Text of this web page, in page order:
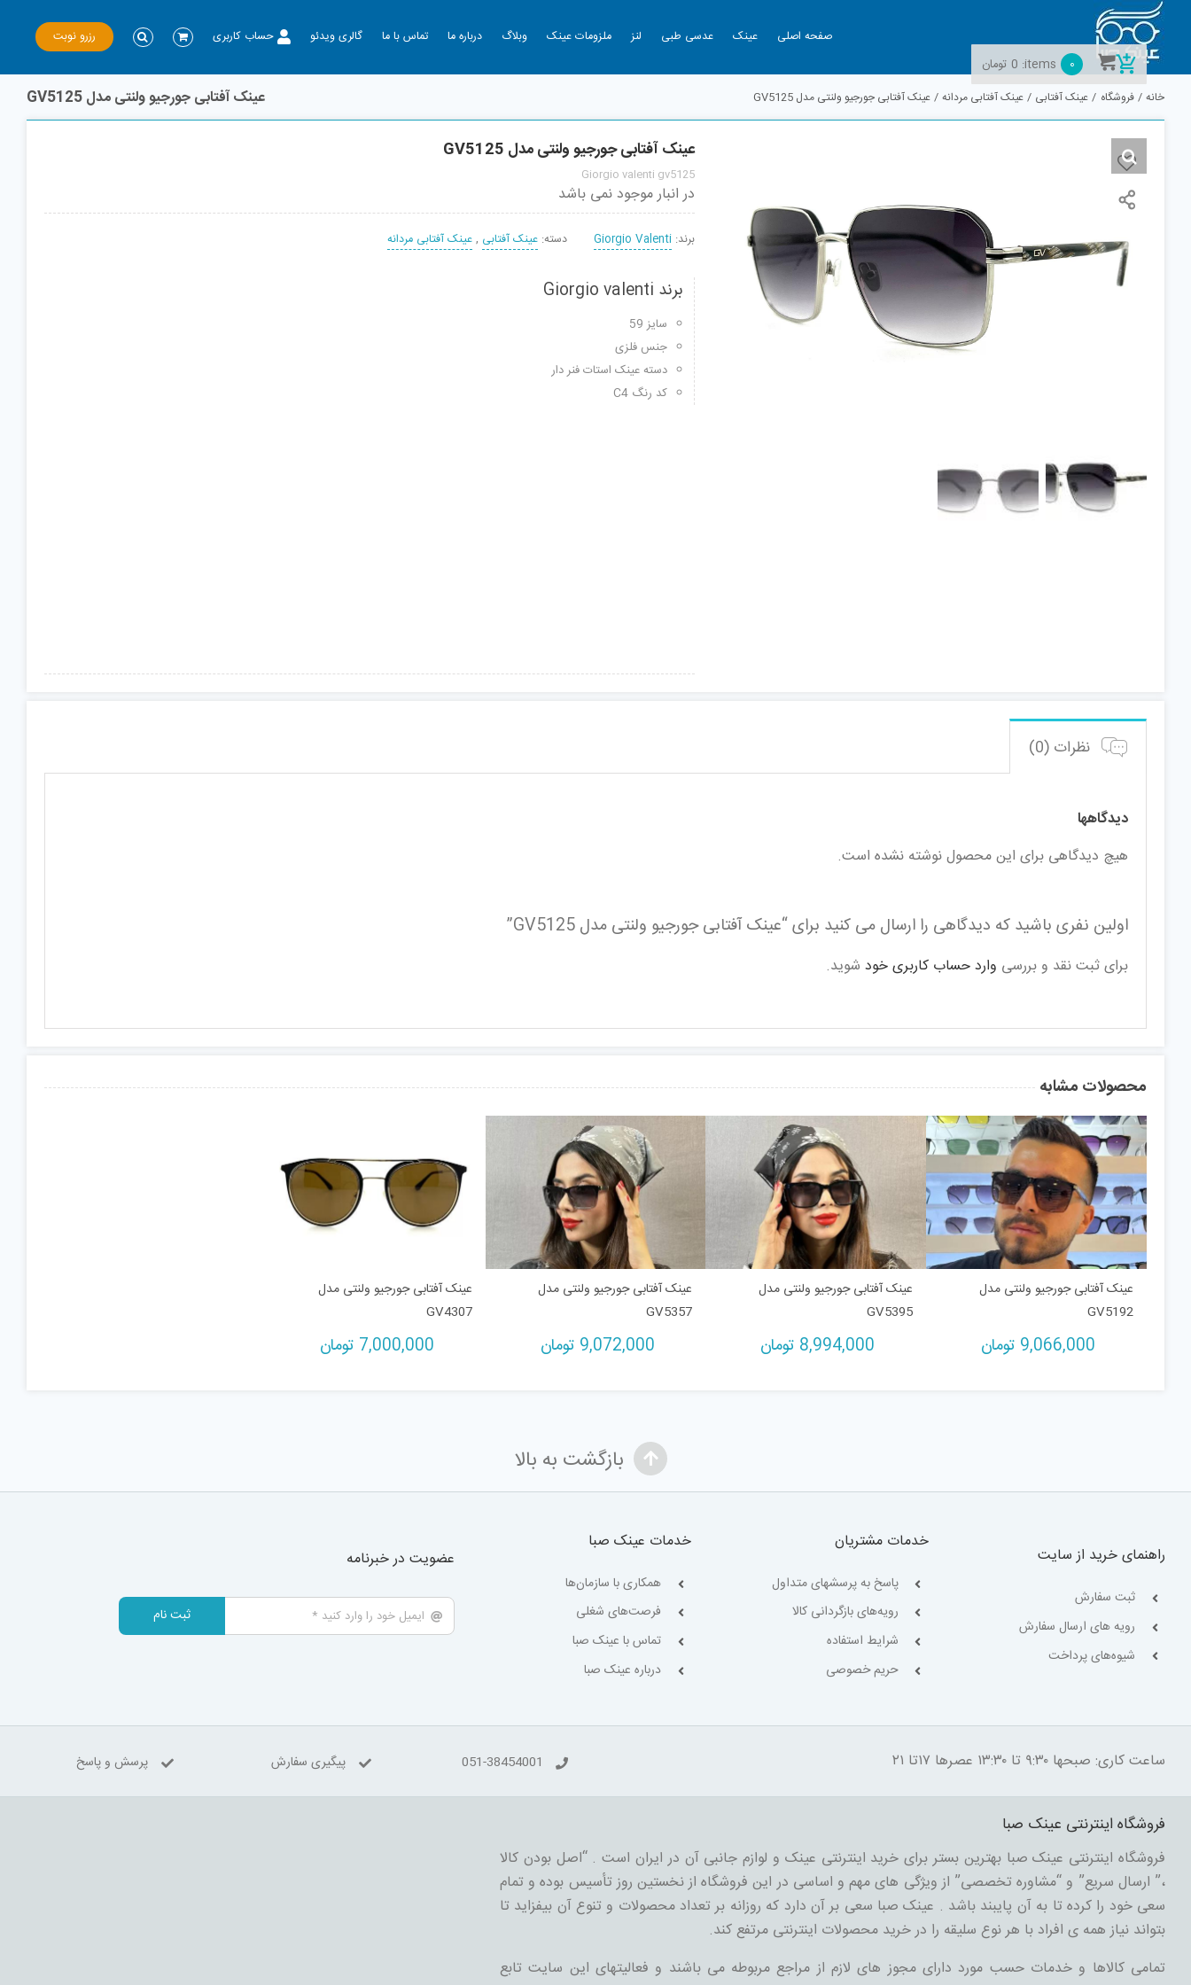
Skip
content
صفحه اصلی عینک عدسی طبی لنز ملزومات عینک وبلاگ درباره ما تماس با ما گالری ویدئو حساب کاربری رزرو نوبت
عینک آفتابی جورجیو ولنتی مدل GV5125 خانه فروشگاه عینک آفتابی عینک آفتابی مردانه عینک آفتابی جورجیو ولنتی مدل GV5125
عینک آفتابی جورجیو ولنتی مدل GV5125
Giorgio valenti gv5125
در انبار موجود نمی باشد
برند: Giorgio Valenti دسته: عینک آفتابی ,عینک آفتابی مردانه
برند Giorgio valenti
سایز 59
جنس فلزی
دسته عینک استات فنر دار
کد رنگ C4
نظرات (0)
دیدگاهها
هیچ دیدگاهی برای این محصول نوشته نشده است.
اولین نفری باشید که دیدگاهی را ارسال می کنید برای “عینک آفتابی جورجیو ولنتی مدل GV5125”
برای ثبت نقد و بررسی وارد حساب کاربری خود شوید.
محصولات مشابه
عینک آفتابی جورجیو ولنتی مدل
GV5192
9,066,000 تومان
عینک آفتابی جورجیو ولنتی مدل
GV5395
8,994,000 تومان
عینک آفتابی جورجیو ولنتی مدل
GV5357
9,072,000 تومان
عینک آفتابی جورجیو ولنتی مدل
GV4307
7,000,000 تومان
بازگشت به بالا
راهنمای خرید از سایت
ثبت سفارش
رویه های ارسال سفارش
شیوه‌های پرداخت
خدمات مشتریان
پاسخ به پرسشهای متداول
رویه‌های بازگردانی کالا
شرایط استفاده
حریم خصوصی
خدمات عینک صبا
همکاری با سازمان‌ها
فرصت‌های شغلی
تماس با عینک صبا
درباره عینک صبا
عضویت در خبرنامه
ثبت نام
ساعت کاری: صبحها ۹:۳۰ تا ۱۳:۳۰ عصرها ۱۷تا ۲۱ 051-38454001 پیگیری سفارش پرسش و پاسخ
فروشگاه اینترنتی عینک صبا
فروشگاه اینترنتی عینک صبا بهترین بستر برای خرید اینترنتی عینک و لوازم جانبی آن در ایران است . “اصل بودن کالا
،” ارسال سریع” و “مشاوره تخصصی” از ویژگی های مهم و اساسی در این فروشگاه از نخستین روز تأسیس بوده و تمام
سعی خود را کرده تا به آن پایبند باشد . عینک صبا سعی بر آن دارد که روزانه بر تعداد محصولات و تنوع آن بیفزاید تا
بتواند نیاز همه ی افراد با هر نوع سلیقه را در خرید محصولات اینترنتی مرتفع کند.
تمامی کالاها و خدمات حسب مورد دارای مجوز های لازم از مراجع مربوطه می باشند و فعالیتهای این سایت تابع
0
items:
0 تومان